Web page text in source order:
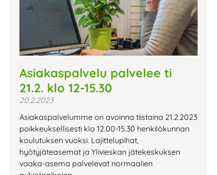
Asiakaspalvelu palvelee ti
21.2. klo 12-15.30
20.2.2023
Asiakaspalvelumme on avoinna tiistaina 21.2.2023
poikkeuksellisesti klo 12.00-15.30 henkilökunnan
koulutuksen vuoksi. Lajittelupihat,
hyötyjäteasemat ja Ylivieskan jätekeskuksen
vaaka-asema palvelevat normaalien